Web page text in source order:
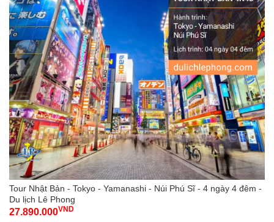
Tour Nhật Bản - Tokyo - Yamanashi - Núi Phú Sĩ - 4 ngày 4 đêm -
Du lịch Lê Phong
27.890.000VND